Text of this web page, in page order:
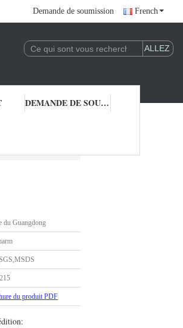
Demande de soumission French
DEMANDE DE SOUMISSION
du Guangdong
du produit PDF